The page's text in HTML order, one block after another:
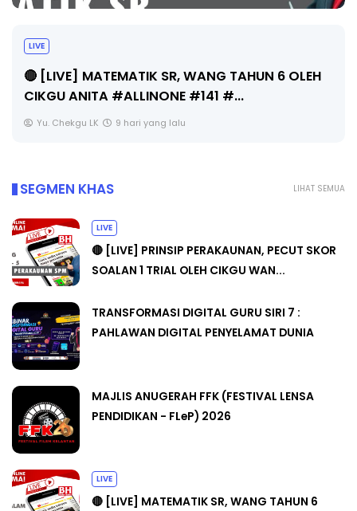
LIVE
🔴 [LIVE] MATEMATIK SR, WANG TAHUN 6 OLEH
CIKGU ANITA #ALLINONE #141 #...
Yu. Chekgu LK 9 hari yang lalu
LIHAT SEMUA
SEGMEN KHAS
LIVE
🔴 [LIVE] PRINSIP PERAKAUNAN, PECUT SKOR
SOALAN 1 TRIAL OLEH CIKGU WAN...
TRANSFORMASI DIGITAL GURU SIRI 7 :
PAHLAWAN DIGITAL PENYELAMAT DUNIA
MAJLIS ANUGERAH FFK (FESTIVAL LENSA
PENDIDIKAN - FLeP) 2026
LIVE
🔴 [LIVE] MATEMATIK SR, WANG TAHUN 6